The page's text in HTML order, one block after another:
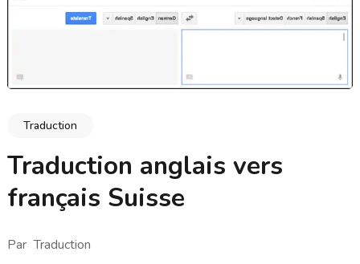
Traduction
Traduction anglais vers
français Suisse
Par Traduction